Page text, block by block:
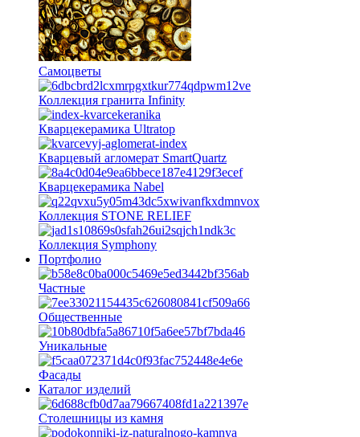
Самоцветы
Коллекция гранита Infinity
Кварцекерамика Ultratop
Кварцевый агломерат SmartQuartz
Кварцекерамика Nabel
Коллекция STONE RELIEF
Коллекция Symphony
Портфолио
Частные
Общественные
Уникальные
Фасады
Каталог изделий
Столешницы из камня